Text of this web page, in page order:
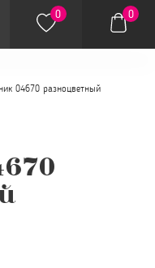
0 0
04670 разноцветный